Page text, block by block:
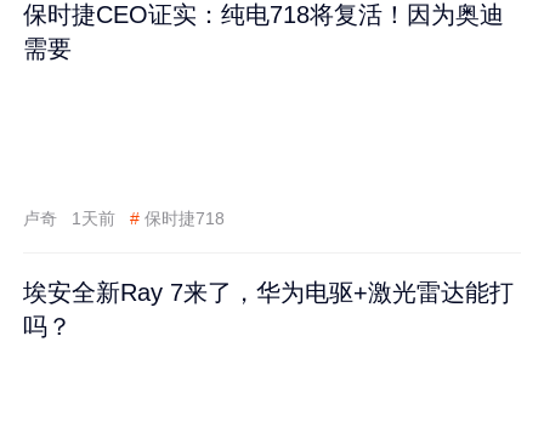
保时捷CEO证实：纯电718将复活！因为奥迪
需要
卢奇 1天前 # 保时捷718
埃安全新Ray 7来了，华为电驱+激光雷达能打
吗？